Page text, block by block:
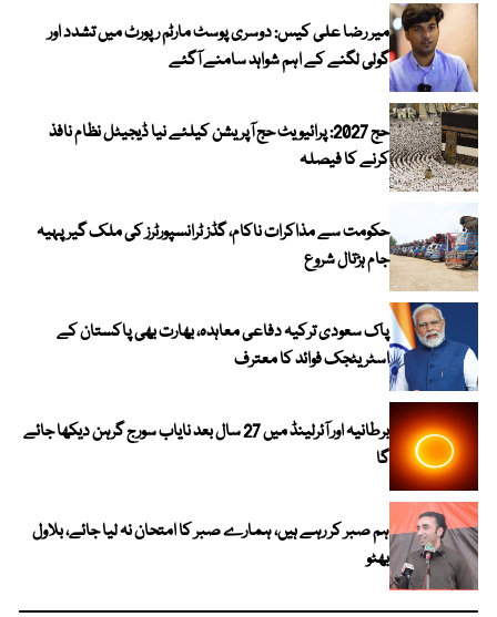
میر رضا علی کیس: دوسری پوسٹ مارٹم رپورٹ میں تشدد اور
گولی لگنے کے اہم شواہد سامنے آگئے
حج 2027: پرائیویٹ حج آپریشن کیلئے نیا ڈیجیٹل نظام نافذ
کرنے کا فیصلہ
حکومت سے مذاکرات ناکام، گڈز ٹرانسپورٹرز کی ملک گیر پہیہ
جام ہڑتال شروع
پاک سعودی ترکیہ دفاعی معاہدہ، بھارت بھی پاکستان کے
اسٹریٹجک فوائد کا معترف
برطانیہ اور آئرلینڈ میں 27 سال بعد نایاب سورج گرہن دیکھا جائے
گا
ہم صبر کر رہے ہیں، ہمارے صبر کا امتحان نہ لیا جائے، بلاول
بھٹو